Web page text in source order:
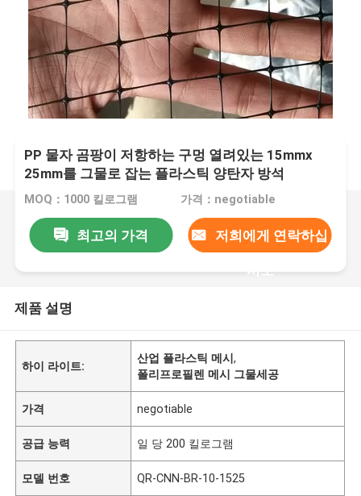
PP 물자 곰팡이 저항하는 구멍 열려있는 15mmx
25mm를 그물로 잡는 플라스틱 양탄자 방석
MOQ：1000 킬로그램 가격：negotiable
최고의 가격 저희에게 연락하십
시오
제품 설명
하이 라이트:
산업 플라스틱 메시,
폴리프로필렌 메시 그물세공
가격 negotiable
공급 능력 일 당 200 킬로그램
모델 번호 QR-CNN-BR-10-1525